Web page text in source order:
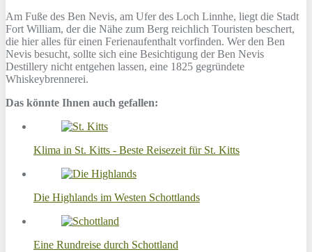
Am Fuße des Ben Nevis, am Ufer des Loch Linnhe, liegt die Stadt
Fort William, der die Nähe zum Berg reichlich Touristen beschert,
die hier alles für einen Ferienaufenthalt vorfinden. Wer den Ben
Nevis besucht, sollte sich eine Besichtigung der Ben Nevis
Destillery nicht entgehen lassen, eine 1825 gegründete
Whiskeybrennerei.
Das könnte Ihnen auch gefallen:
Klima in St. Kitts - Beste Reisezeit für St. Kitts
Die Highlands im Westen Schottlands
Eine Rundreise durch Schottland